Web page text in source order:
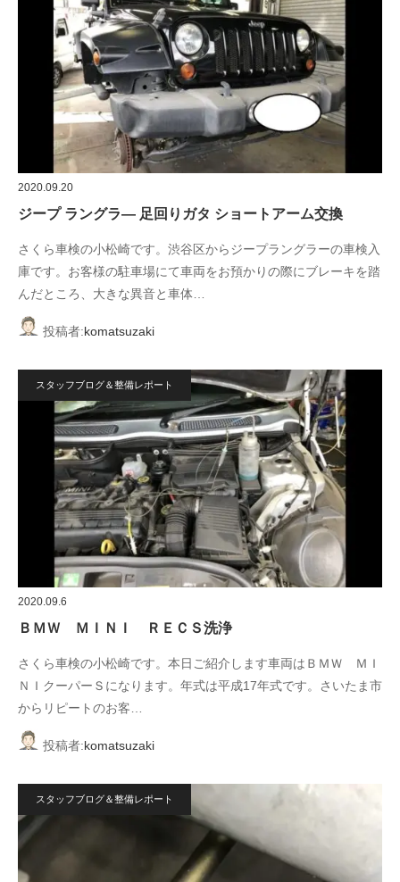
2020.09.20
ジープ ラングラ― 足回りガタ ショートアーム交換
さくら車検の小松崎です。渋谷区からジープラングラーの車検入
庫です。お客様の駐車場にて車両をお預かりの際にブレーキを踏
んだところ、大きな異音と車体…
投稿者:komatsuzaki
スタッフブログ＆整備レポート
2020.09.6
ＢＭＷ ＭＩＮＩ ＲＥＣＳ洗浄
さくら車検の小松崎です。本日ご紹介します車両はＢＭＷ ＭＩ
ＮＩクーパーＳになります。年式は平成17年式です。さいたま市
からリピートのお客…
投稿者:komatsuzaki
スタッフブログ＆整備レポート